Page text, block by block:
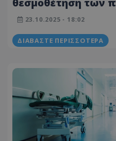
προγεννητικών
ελέγχων
23.10.2025 - 18:02
ΔΙΑΒΆΣΤΕ ΠΕΡΙΣΣΌΤΕΡΑ